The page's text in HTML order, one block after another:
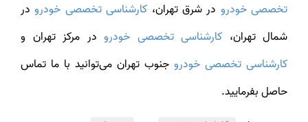
تخصصی خودرودر شرق تهران،کارشناسی تخصصی خودرودر
شمال تهران،کارشناسی تخصصی خودرودر مرکز تهران و
کارشناسی تخصصی خودروجنوب تهران می‌توانید با ما تماس
حاصل بفرمایید.